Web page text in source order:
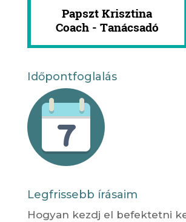
Időpontfoglalás
Legfrissebb írásaim
Hogyan kezdj el befektetni